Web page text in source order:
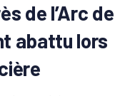
de l’Arc de
abattu lors